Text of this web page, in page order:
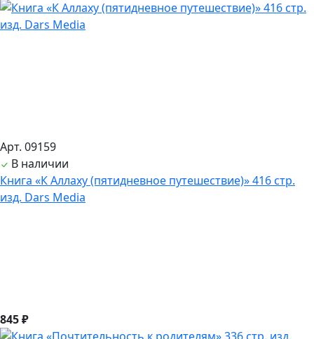
Арт. 09159
В наличии
Книга «К Аллаху (пятидневное путешествие)» 416 стр.
изд. Dars Media
845 ₽